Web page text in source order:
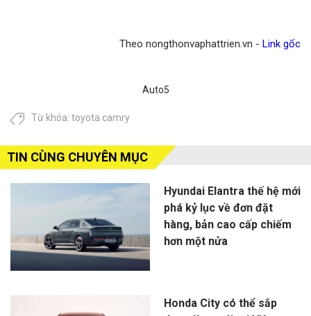
Theo nongthonvaphattrien.vn - Link gốc
Auto5
Từ khóa: toyota camry
TIN CÙNG CHUYÊN MỤC
Hyundai Elantra thế hệ mới
phá kỷ lục về đơn đặt
hàng, bản cao cấp chiếm
hơn một nửa
Honda City có thể sắp